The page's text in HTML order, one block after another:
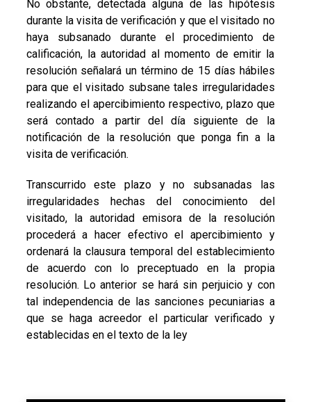
No obstante, detectada alguna de las hipótesis
durante la visita de verificación y que el visitado no
haya subsanado durante el procedimiento de
calificación, la autoridad al momento de emitir la
resolución señalará un término de 15 días hábiles
para que el visitado subsane tales irregularidades
realizando el apercibimiento respectivo, plazo que
será contado a partir del día siguiente de la
notificación de la resolución que ponga fin a la
visita de verificación.
Transcurrido este plazo y no subsanadas las
irregularidades hechas del conocimiento del
visitado, la autoridad emisora de la resolución
procederá a hacer efectivo el apercibimiento y
ordenará la clausura temporal del establecimiento
de acuerdo con lo preceptuado en la propia
resolución. Lo anterior se hará sin perjuicio y con
tal independencia de las sanciones pecuniarias a
que se haga acreedor el particular verificado y
establecidas en el texto de la ley